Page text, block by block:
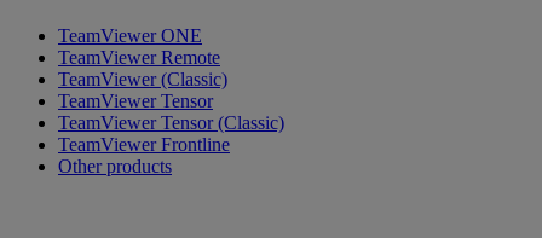
TeamViewer ONE
TeamViewer Remote
TeamViewer (Classic)
TeamViewer Tensor
TeamViewer Tensor (Classic)
TeamViewer Frontline
Other products